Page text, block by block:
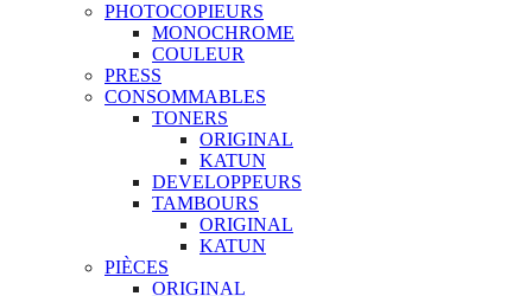
PHOTOCOPIEURS
MONOCHROME
COULEUR
PRESS
CONSOMMABLES
TONERS
ORIGINAL
KATUN
DEVELOPPEURS
TAMBOURS
ORIGINAL
KATUN
PIÈCES
ORIGINAL